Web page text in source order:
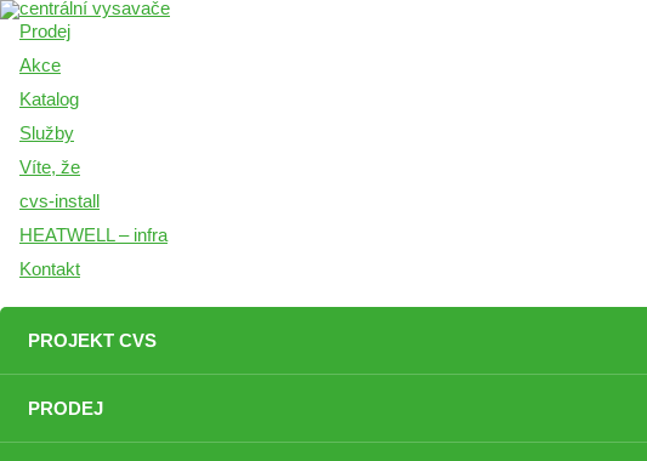
Prodej
Akce
Katalog
Služby
Víte, že
cvs-install
HEATWELL – infra
Kontakt
PROJEKT CVS
PRODEJ